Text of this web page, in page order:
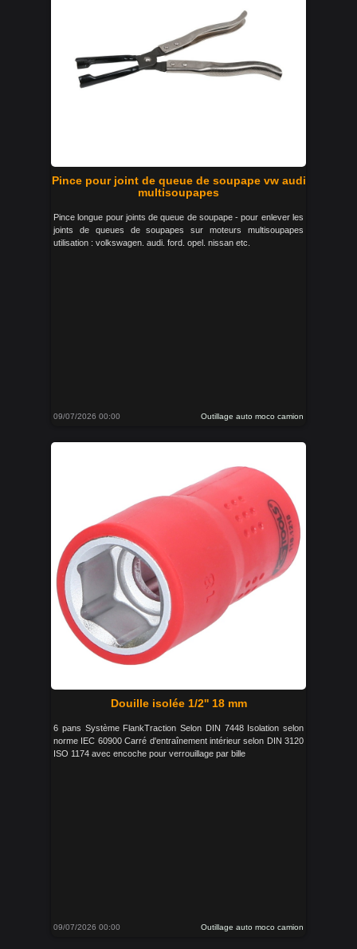
Pince pour joint de queue de soupape vw audi
multisoupapes
Pince longue pour joints de queue de soupape - pour enlever les
joints de queues de soupapes sur moteurs multisoupapes
utilisation : volkswagen. audi. ford. opel. nissan etc.
09/07/2026 00:00 Outillage auto moco camion
Douille isolée 1/2'' 18 mm
6 pans Système FlankTraction Selon DIN 7448 Isolation selon
norme IEC 60900 Carré d'entraînement intérieur selon DIN 3120
ISO 1174 avec encoche pour verrouillage par bille
09/07/2026 00:00 Outillage auto moco camion